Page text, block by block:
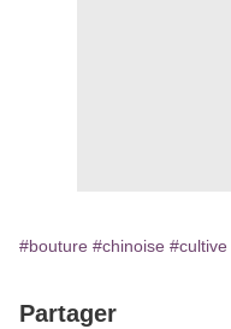
#bouture #chinoise #cultive
Partager